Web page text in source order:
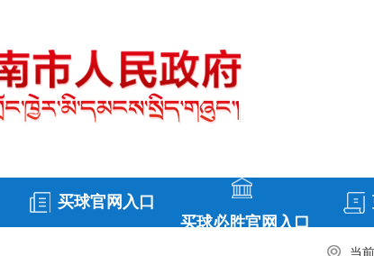
买球官网入口
买球必胜官网入口
当